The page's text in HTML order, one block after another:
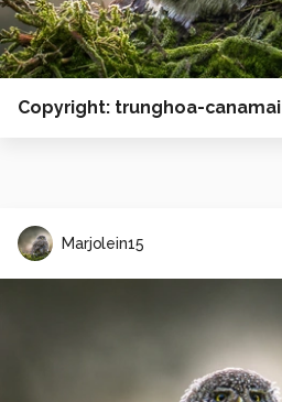
Copyright: trunghoa-canamai
Marjolein15